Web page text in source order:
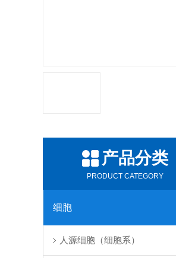
产品分类
PRODUCT CATEGORY
细胞
人源细胞（细胞系）